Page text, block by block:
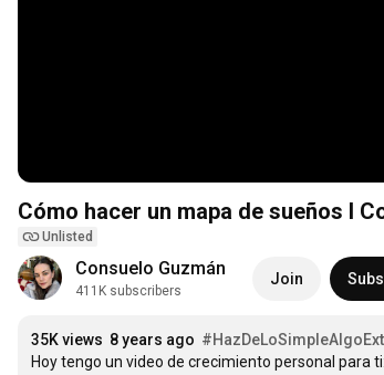
Cómo hacer un mapa de sueños I
Unlisted
Consuelo Guzmán
411K subscribers
Join
35K views 8 years ago
Hoy tengo un video de crecimiento personal para